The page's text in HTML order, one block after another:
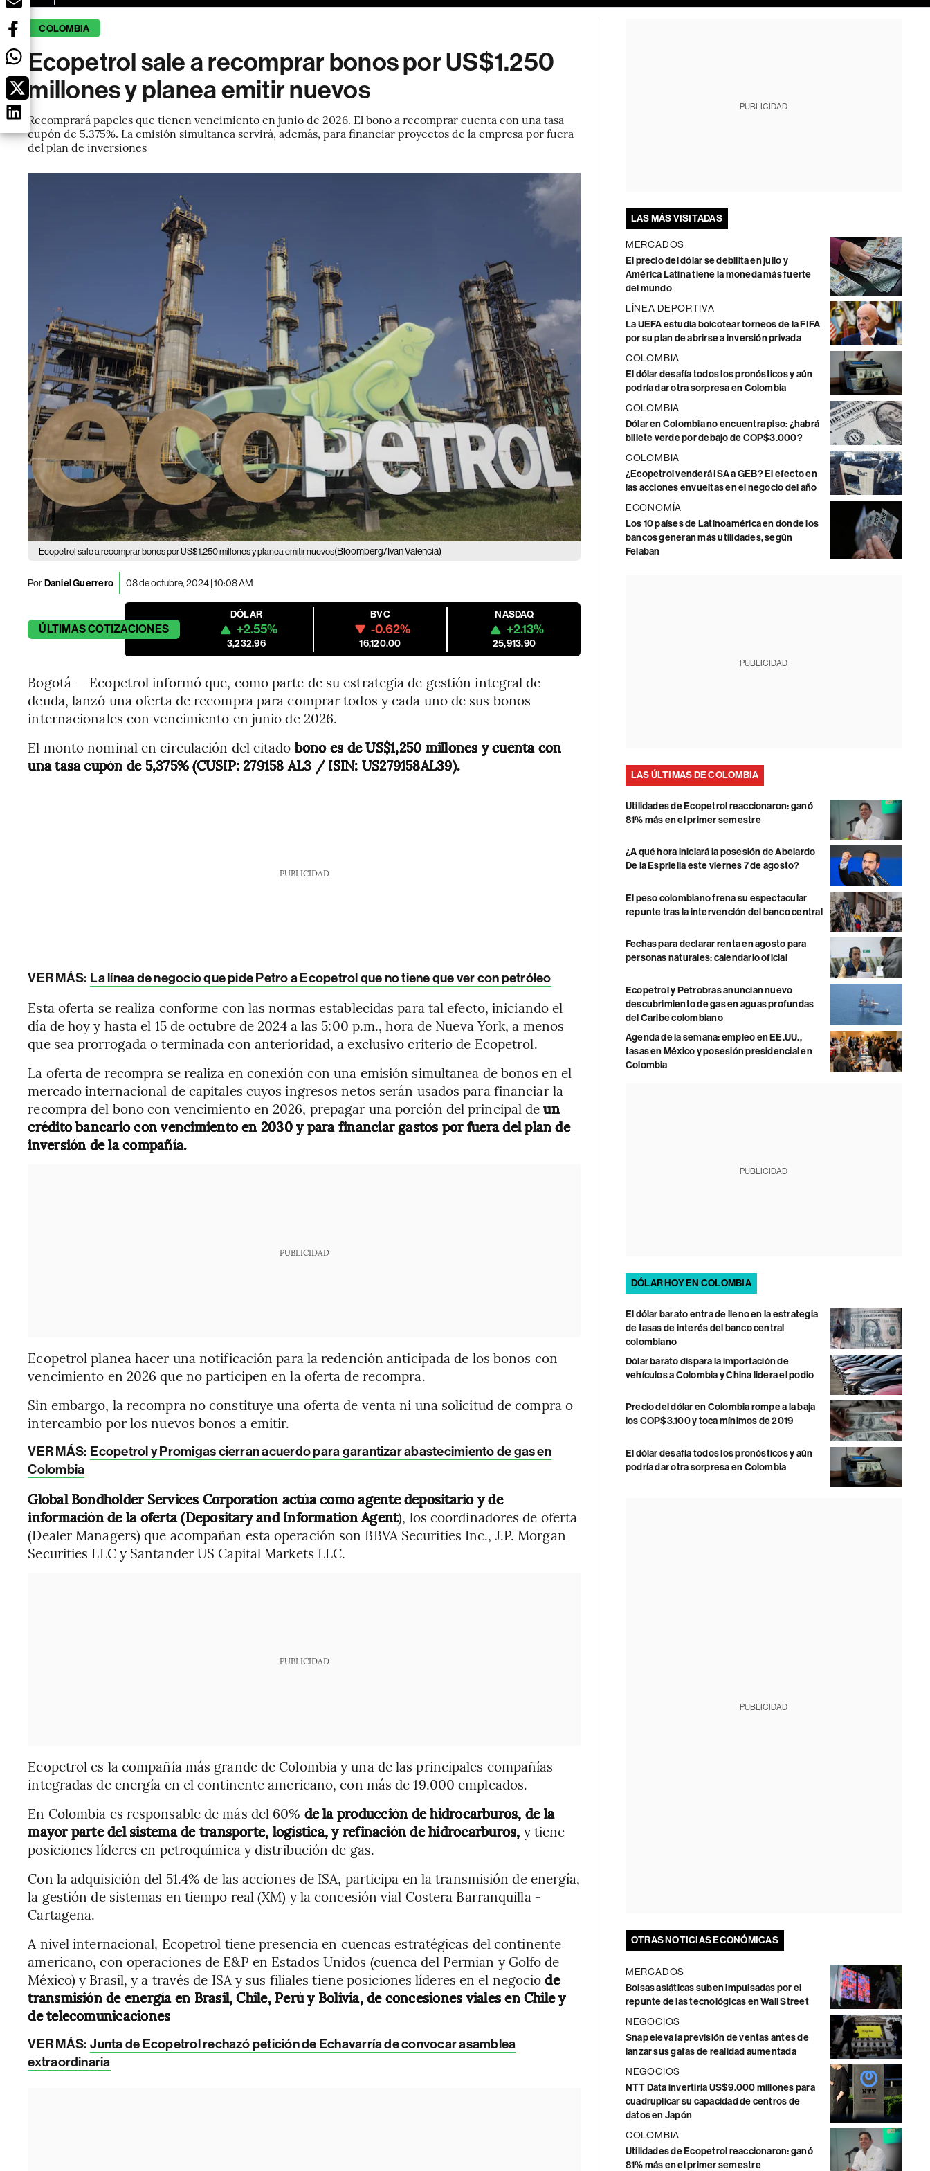
COLOMBIA
Ecopetrol sale a recomprar bonos por US$1.250
millones y planea emitir nuevos
Recomprará papeles que tienen vencimiento en junio de 2026. El bono a recomprar cuenta con una tasa
cupón de 5.375%. La emisión simultanea servirá, además, para financiar proyectos de la empresa por fuera
del plan de inversiones
Ecopetrol sale a recomprar bonos por US$1.250 millones y planea emitir nuevos(Bloomberg/Ivan Valencia)
PorDaniel Guerrero 08 de octubre, 2024 | 10:08 AM
ÚLTIMASCOTIZACIONES
DÓLAR
+2.55%
3,232.96
BVC
-0.62%
16,120.00
NASDAQ
+2.13%
25,913.90
Bogotá — Ecopetrol informó que, como parte de su estrategia de gestión integral de
deuda, lanzó una oferta de recompra para comprar todos y cada uno de sus bonos
internacionales con vencimiento en junio de 2026.
El monto nominal en circulación del citado bono es de US$1,250 millones y cuenta con
una tasa cupón de 5,375% (CUSIP: 279158 AL3 / ISIN: US279158AL39).
PUBLICIDAD
VER MÁS: La línea de negocio que pide Petro a Ecopetrol que no tiene que ver con petróleo
Esta oferta se realiza conforme con las normas establecidas para tal efecto, iniciando el
día de hoy y hasta el 15 de octubre de 2024 a las 5:00 p.m., hora de Nueva York, a menos
que sea prorrogada o terminada con anterioridad, a exclusivo criterio de Ecopetrol.
La oferta de recompra se realiza en conexión con una emisión simultanea de bonos en el
mercado internacional de capitales cuyos ingresos netos serán usados para financiar la
recompra del bono con vencimiento en 2026, prepagar una porción del principal deun
crédito bancario con vencimiento en 2030 y para financiar gastos por fuera del plan de
inversión de la compañía.
PUBLICIDAD
Ecopetrol planea hacer una notificación para la redención anticipada de los bonos con
vencimiento en 2026 que no participen en la oferta de recompra.
Sin embargo, la recompra no constituye una oferta de venta ni una solicitud de compra o
intercambio por los nuevos bonos a emitir.
VER MÁS: Ecopetrol y Promigas cierran acuerdo para garantizar abastecimiento de gas en
Colombia
Global Bondholder Services Corporation actúa como agente depositario y de
información de la oferta (Depositary and Information Agent), los coordinadores de oferta
(Dealer Managers) que acompañan esta operación son BBVA Securities Inc., J.P. Morgan
Securities LLC y Santander US Capital Markets LLC.
PUBLICIDAD
Ecopetrol es la compañía más grande de Colombia y una de las principales compañías
integradas de energía en el continente americano, con más de 19.000 empleados.
En Colombia es responsable de más del 60% de la producción de hidrocarburos, de la
mayor parte del sistema de transporte, logística, y refinación de hidrocarburos, y tiene
posiciones líderes en petroquímica y distribución de gas.
Con la adquisición del 51.4% de las acciones de ISA, participa en la transmisión de energía,
la gestión de sistemas en tiempo real (XM) y la concesión vial Costera Barranquilla -
Cartagena.
A nivel internacional, Ecopetrol tiene presencia en cuencas estratégicas del continente
americano, con operaciones de E&P en Estados Unidos (cuenca del Permian y Golfo de
México) y Brasil, y a través de ISA y sus filiales tiene posiciones líderes en el negociode
transmisión de energía en Brasil, Chile, Perú y Bolivia, de concesiones viales en Chile y
de telecomunicaciones
VER MÁS: Junta de Ecopetrol rechazó petición de Echavarría de convocar asamblea
extraordinaria
PUBLICIDAD
LAS MÁS VISITADAS
MERCADOS
El precio del dólar se debilita en julio y
América Latina tiene la moneda más fuerte
del mundo
LÍNEA DEPORTIVA
La UEFA estudia boicotear torneos de la FIFA
por su plan de abrirse a inversión privada
COLOMBIA
El dólar desafía todos los pronósticos y aún
podría dar otra sorpresa en Colombia
COLOMBIA
Dólar en Colombia no encuentra piso: ¿habrá
billete verde por debajo de COP$3.000?
COLOMBIA
¿Ecopetrol venderá ISA a GEB? El efecto en
las acciones envueltas en el negocio del año
ECONOMÍA
Los 10 países de Latinoamérica en donde los
bancos generan más utilidades, según
Felaban
PUBLICIDAD
LAS ÚLTIMAS DE COLOMBIA
Utilidades de Ecopetrol reaccionaron: ganó
81% más en el primer semestre
¿A qué hora iniciará la posesión de Abelardo
De la Espriella este viernes 7 de agosto?
El peso colombiano frena su espectacular
repunte tras la intervención del banco central
Fechas para declarar renta en agosto para
personas naturales: calendario oficial
Ecopetrol y Petrobras anuncian nuevo
descubrimiento de gas en aguas profundas
del Caribe colombiano
Agenda de la semana: empleo en EE.UU.,
tasas en México y posesión presidencial en
Colombia
PUBLICIDAD
DÓLAR HOY EN COLOMBIA
El dólar barato entra de lleno en la estrategia
de tasas de interés del banco central
colombiano
Dólar barato dispara la importación de
vehículos a Colombia y China lidera el podio
Precio del dólar en Colombia rompe a la baja
los COP$3.100 y toca mínimos de 2019
El dólar desafía todos los pronósticos y aún
podría dar otra sorpresa en Colombia
PUBLICIDAD
OTRAS NOTICIAS ECONÓMICAS
MERCADOS
Bolsas asiáticas suben impulsadas por el
repunte de las tecnológicas en Wall Street
NEGOCIOS
Snap eleva la previsión de ventas antes de
lanzar sus gafas de realidad aumentada
NEGOCIOS
NTT Data invertiría US$9.000 millones para
cuadruplicar su capacidad de centros de
datos en Japón
COLOMBIA
Utilidades de Ecopetrol reaccionaron: ganó
81% más en el primer semestre